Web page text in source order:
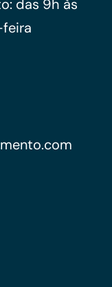
das 9h às
feira